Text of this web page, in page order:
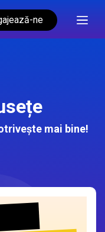
ne
mai bine!